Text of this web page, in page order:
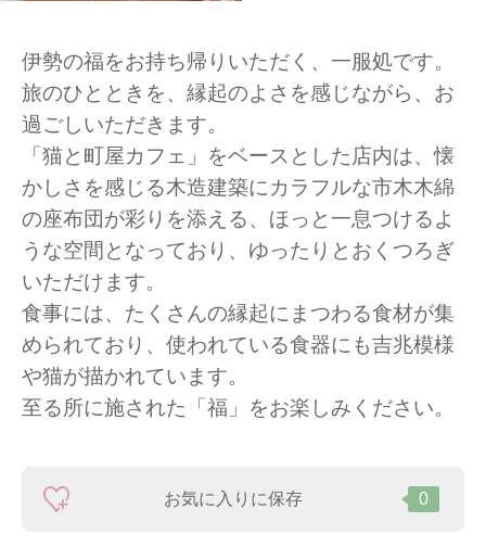
伊勢の福をお持ち帰りいただく、一服処です。
旅のひとときを、縁起のよさを感じながら、お
過ごしいただきます。
「猫と町屋カフェ」をベースとした店内は、懐
かしさを感じる木造建築にカラフルな市木木綿
の座布団が彩りを添える、ほっと一息つけるよ
うな空間となっており、ゆったりとおくつろぎ
いただけます。
食事には、たくさんの縁起にまつわる食材が集
められており、使われている食器にも吉兆模様
や猫が描かれています。
至る所に施された「福」をお楽しみください。
お気に入りに保存 0